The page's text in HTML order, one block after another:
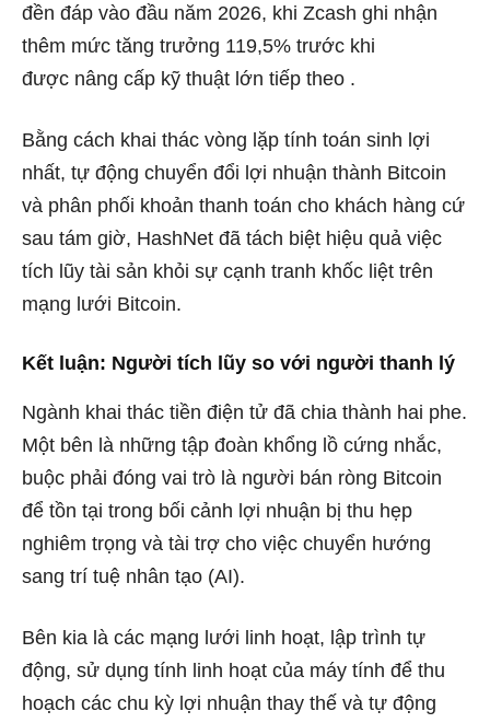
đền đáp vào đầu năm 2026, khi Zcash ghi nhận
thêm mức tăng trưởng 119,5% trước khi
được nâng cấp kỹ thuật lớn tiếp theo .
Bằng cách khai thác vòng lặp tính toán sinh lợi
nhất, tự động chuyển đổi lợi nhuận thành Bitcoin
và phân phối khoản thanh toán cho khách hàng cứ
sau tám giờ, HashNet đã tách biệt hiệu quả việc
tích lũy tài sản khỏi sự cạnh tranh khốc liệt trên
mạng lưới Bitcoin.
Kết luận: Người tích lũy so với người thanh lý
Ngành khai thác tiền điện tử đã chia thành hai phe.
Một bên là những tập đoàn khổng lồ cứng nhắc,
buộc phải đóng vai trò là người bán ròng Bitcoin
để tồn tại trong bối cảnh lợi nhuận bị thu hẹp
nghiêm trọng và tài trợ cho việc chuyển hướng
sang trí tuệ nhân tạo (AI).
Bên kia là các mạng lưới linh hoạt, lập trình tự
động, sử dụng tính linh hoạt của máy tính để thu
hoạch các chu kỳ lợi nhuận thay thế và tự động